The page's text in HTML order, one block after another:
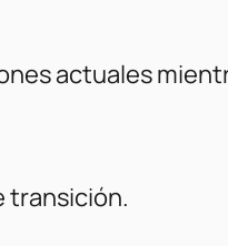
actuales
transición.